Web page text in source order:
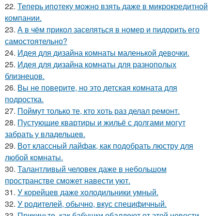
22. Теперь ипотеку можно взять даже в микрокредитной
компании.
23. А в чём прикол заселяться в номер и пидорить его
самостоятельно?
24. Идея для дизайна комнаты маленькой девочки.
25. Идея для дизайна комнаты для разнополых
близнецов.
26. Вы не поверите, но это детская комната для
подростка.
27. Поймут только те, кто хоть раз делал ремонт.
28. Пустующие квартиры и жильё с долгами могут
забрать у владельцев.
29. Вот классный лайфак, как подобрать люстру для
любой комнаты.
30. Талантливый человек даже в небольшом
пространстве сможет навести уют.
31. У корейцев даже холодильники умный.
32. У родителей, обычно, вкус специфичный.